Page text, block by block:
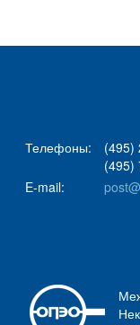
Телефоны:
(495)
(495)
E-mail: